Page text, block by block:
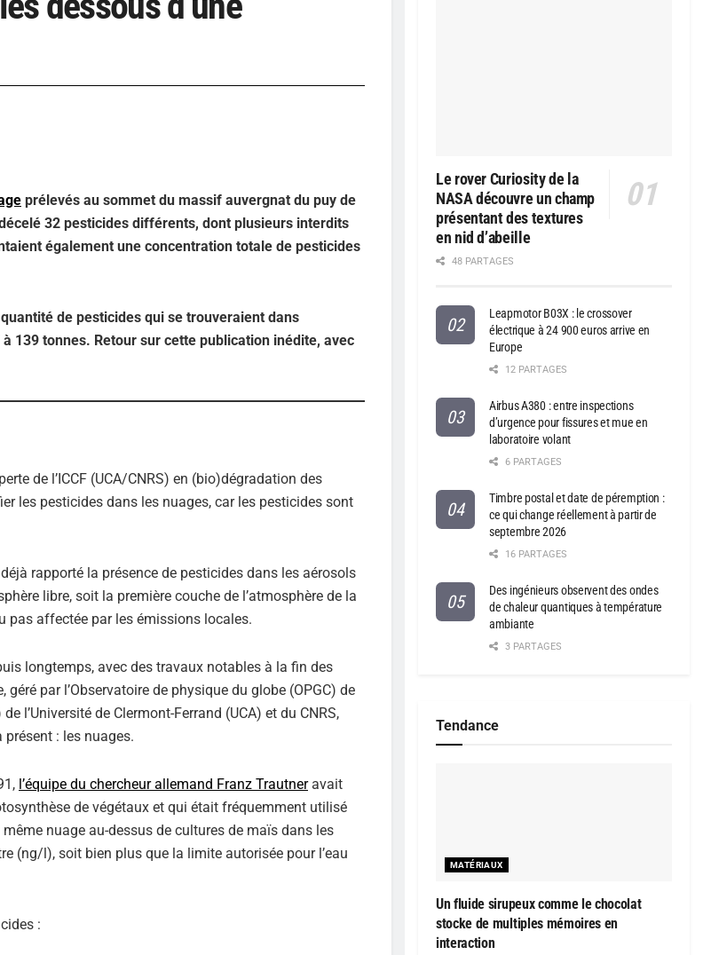
prélevés au sommet du massif auvergnat du puy de
32 pesticides différents, dont plusieurs interdits
également une concentration totale de pesticides
de pesticides qui se trouveraient dans
139 tonnes. Retour sur cette publication inédite, avec
de l’ICCF (UCA/CNRS) en (bio)dégradation des
les pesticides dans les nuages, car les pesticides sont
rapporté la présence de pesticides dans les aérosols
libre, soit la première couche de l’atmosphère de la
pas affectée par les émissions locales.
longtemps, avec des travaux notables à la fin des
par l’Observatoire de physique du globe (OPGC) de
l’Université de Clermont-Ferrand (UCA) et du CNRS,
: les nuages.
l’équipe du chercheur allemand Franz Trautneravait
de végétaux et qui était fréquemment utilisé
nuage au-dessus de cultures de maïs dans les
(ng/l), soit bien plus que la limite autorisée pour l’eau
:
Le rover Curiosity de la
NASA découvre un champ
présentant des textures
en nid d’abeille
48 PARTAGES
Leapmotor B03X : le crossover
électrique à 24 900 euros arrive en
Europe
12 PARTAGES
Airbus A380 : entre inspections
d’urgence pour fissures et mue en
laboratoire volant
6 PARTAGES
Timbre postal et date de péremption :
ce qui change réellement à partir de
septembre 2026
16 PARTAGES
Des ingénieurs observent des ondes
de chaleur quantiques à température
ambiante
3 PARTAGES
Tendance
MATÉRIAUX
Un fluide sirupeux comme le chocolat
stocke de multiples mémoires en
interaction